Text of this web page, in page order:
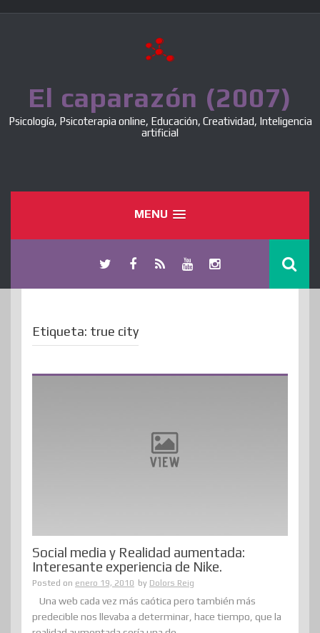
El caparazón (2007)
Psicología, Psicoterapia online, Educación, Creatividad, Inteligencia
artificial
MENU
Etiqueta: true city
Social media y Realidad aumentada:
Interesante experiencia de Nike.
Posted on enero 19, 2010 by Dolors Reig
Una web cada vez más caótica pero también más
predecible nos llevaba a determinar, hace tiempo, que la